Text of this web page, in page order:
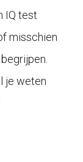
IQ test
misschien
je weten